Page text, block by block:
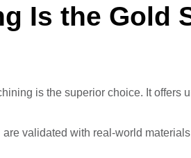
Is the Gold
is the superior choice. It offers
validated with real-world